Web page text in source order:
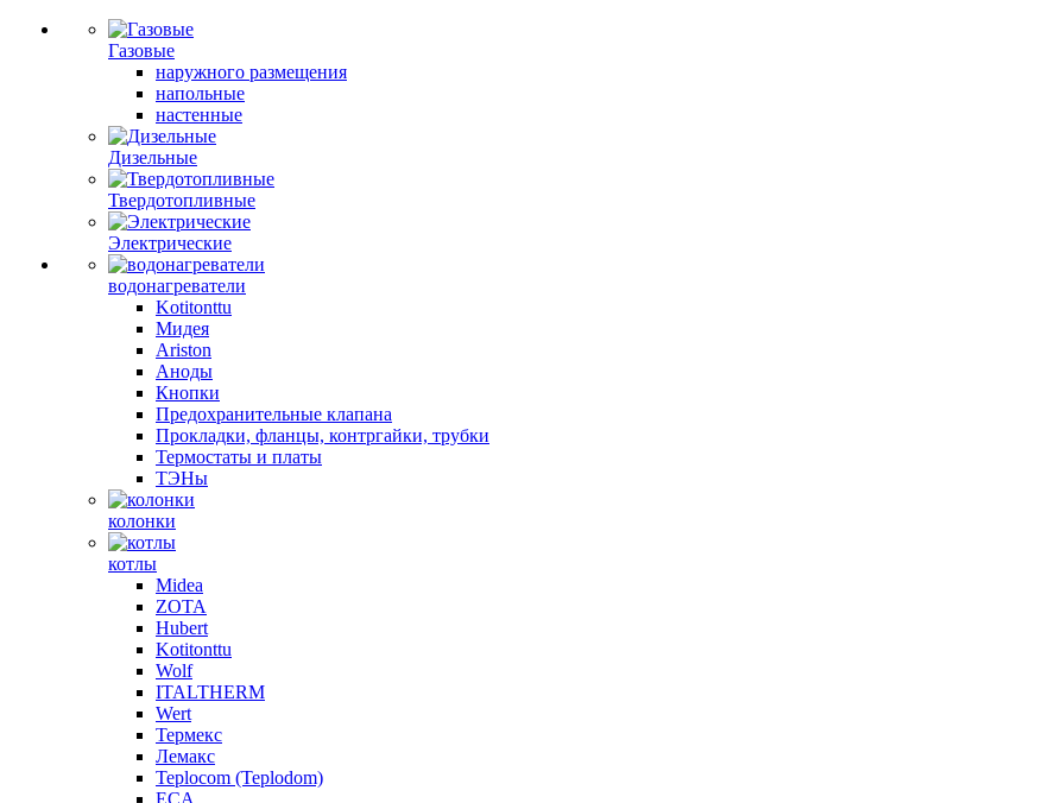
Газовые
наружного размещения
напольные
настенные
Дизельные
Твердотопливные
Электрические
водонагреватели
Kotitonttu
Мидея
Ariston
Аноды
Кнопки
Предохранительные клапана
Прокладки, фланцы, контргайки, трубки
Термостаты и платы
ТЭНы
колонки
котлы
Midea
ZOTA
Hubert
Kotitonttu
Wolf
ITALTHERM
Wert
Термекс
Лемакс
Teplocom (Teplodom)
ECA